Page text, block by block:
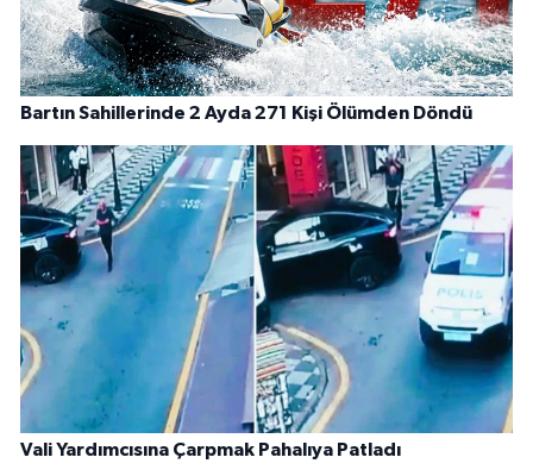
Bartın Sahillerinde 2 Ayda 271 Kişi Ölümden Döndü
Vali Yardımcısına Çarpmak Pahalıya Patladı